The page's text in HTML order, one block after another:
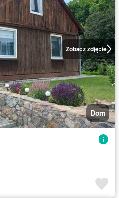
Zobacz zdjęcie
Dom